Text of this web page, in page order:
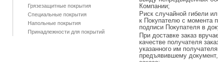
Грязезащитные покрытия
Специальные покрытия
Напольные покрытия
Принадлежности для покрытий
Компании;
Риск случайной гибели
к Покупателю с момента
подписи Покупателя в
При доставке заказ
качестве получателя
указанного им
предъявившему